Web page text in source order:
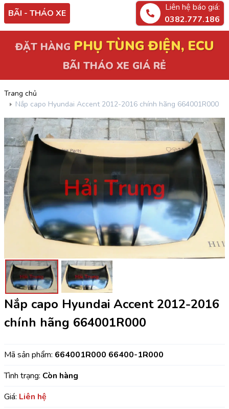
BÃI - THÁO XE
Liên hệ báo giá:
0382.777.186
ĐẶT HÀNGPHỤ TÙNG ĐIỆN, ECU
BÃI THÁO XE GIÁ RẺ
Trang chủ
Nắp capo Hyundai Accent 2012-2016 chính hãng 664001R000
Nắp capo Hyundai Accent 2012-2016
chính hãng 664001R000
Mã sản phẩm: 664001R000 66400-1R000
Tình trạng: Còn hàng
Giá: Liên hệ